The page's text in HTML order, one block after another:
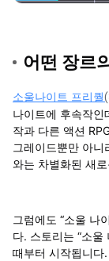
어떤 장르
소울나이트 프리퀄
나이트에 후속작인
작과 다른 액션
그레이드뿐만 아니
와는 차별화된 새
그럼에도 “소울 나
다. 스토리는 “소울
때부터 시작됩니다